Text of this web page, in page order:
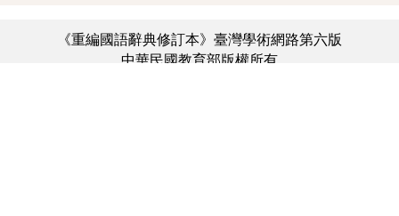
《重編國語辭典修訂本》臺灣學術網路第六版
中華民國教育部版權所有